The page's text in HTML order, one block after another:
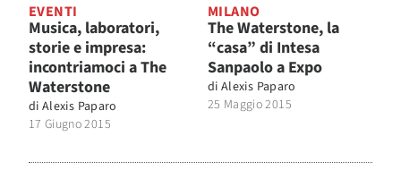
EVENTI
Musica, laboratori,
storie e impresa:
incontriamoci a The
Waterstone
di Alexis Paparo
17 Giugno 2015
MILANO
The Waterstone, la
“casa” di Intesa
Sanpaolo a Expo
di Alexis Paparo
25 Maggio 2015